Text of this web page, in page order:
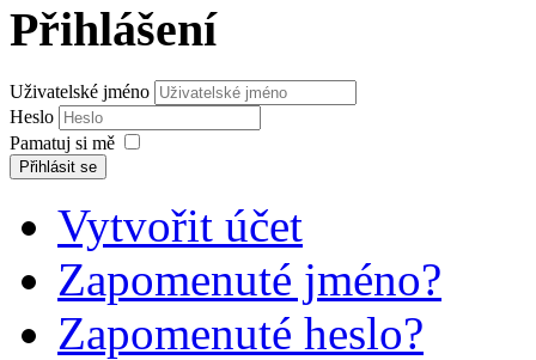
Přihlášení
Uživatelské jméno
Heslo
Pamatuj si mě
Přihlásit se
Vytvořit účet
Zapomenuté jméno?
Zapomenuté heslo?